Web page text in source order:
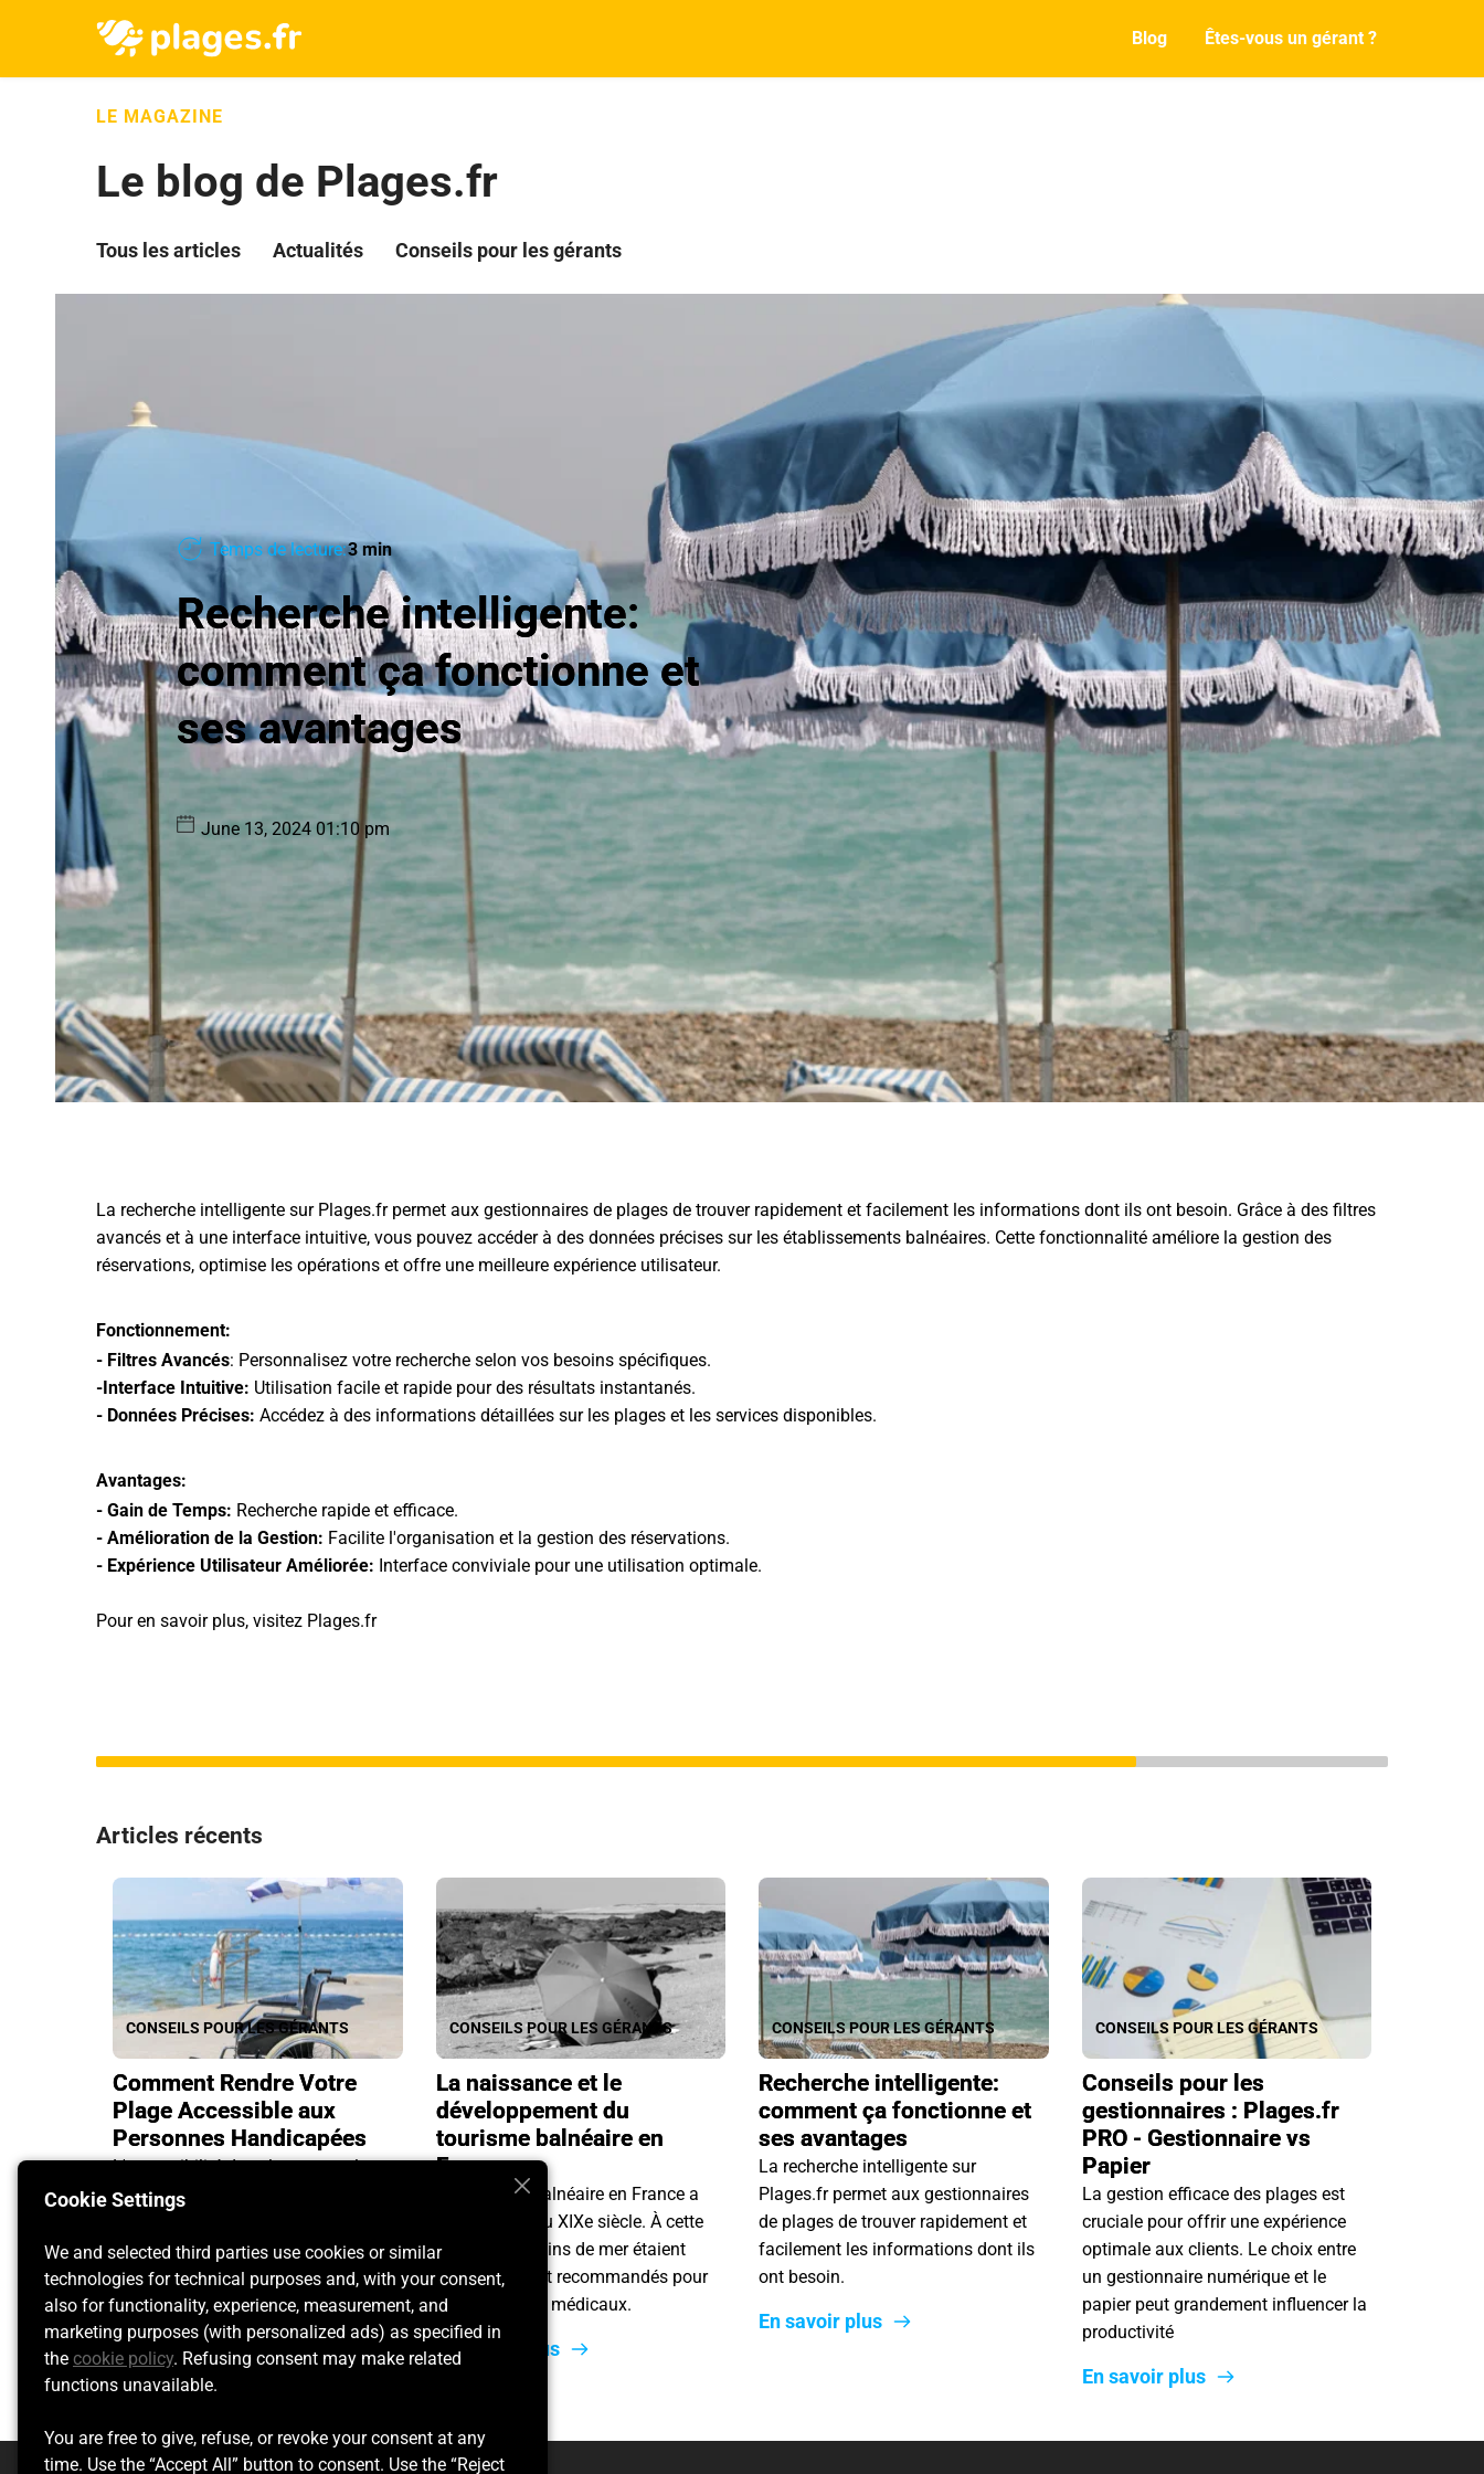
Blog Êtes-vous un gérant ?
LE MAGAZINE
Le blog de Plages.fr
Tous les articles Actualités Conseils pour les gérants
Temps de lecture:3 min
Recherche intelligente:
comment ça fonctionne et
ses avantages
June 13, 2024 01:10 pm
La recherche intelligente sur Plages.fr permet aux gestionnaires de plages de trouver rapidement et facilement les informations dont ils ont besoin. Grâce à des filtres
avancés et à une interface intuitive, vous pouvez accéder à des données précises sur les établissements balnéaires. Cette fonctionnalité améliore la gestion des
réservations, optimise les opérations et offre une meilleure expérience utilisateur.
Fonctionnement:
- Filtres Avancés: Personnalisez votre recherche selon vos besoins spécifiques.
-Interface Intuitive: Utilisation facile et rapide pour des résultats instantanés.
- Données Précises: Accédez à des informations détaillées sur les plages et les services disponibles.
Avantages:
- Gain de Temps: Recherche rapide et efficace.
- Amélioration de la Gestion: Facilite l'organisation et la gestion des réservations.
- Expérience Utilisateur Améliorée: Interface conviviale pour une utilisation optimale.
Pour en savoir plus, visitez Plages.fr
Articles récents
CONSEILS POUR LES GÉRANTS
Comment Rendre Votre
Plage Accessible aux
Personnes Handicapées
L'accessibilité des plages pour les
personnes handicapées est un enjeu
permettre à tous de profiter des
plaisirs de la mer.
En savoir plus
CONSEILS POUR LES GÉRANTS
La naissance et le
développement du
tourisme balnéaire en
France
Le tourisme balnéaire en France a
ses origines au XIXe siècle. À cette
époque, les bains de mer étaient
principalement recommandés pour
leurs bienfaits médicaux.
En savoir plus
CONSEILS POUR LES GÉRANTS
Recherche intelligente:
comment ça fonctionne et
ses avantages
La recherche intelligente sur
Plages.fr permet aux gestionnaires
de plages de trouver rapidement et
facilement les informations dont ils
ont besoin.
En savoir plus
CONSEILS POUR LES GÉRANTS
Conseils pour les
gestionnaires : Plages.fr
PRO - Gestionnaire vs
Papier
La gestion efficace des plages est
cruciale pour offrir une expérience
optimale aux clients. Le choix entre
un gestionnaire numérique et le
papier peut grandement influencer la
productivité
En savoir plus
Cookie Settings
We and selected third parties use cookies or similar
technologies for technical purposes and, with your consent,
also for functionality, experience, measurement, and
marketing purposes (with personalized ads) as specified in
the cookie policy. Refusing consent may make related
functions unavailable.
You are free to give, refuse, or revoke your consent at any
time. Use the “Accept All” button to consent. Use the “Reject